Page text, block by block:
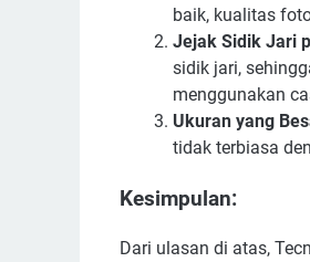
baik, kualitas
Jejak Sidik Jari
sidik jari,
menggunakan
Ukuran yang
tidak terbiasa
Kesimpulan:
Dari ulasan di atas,